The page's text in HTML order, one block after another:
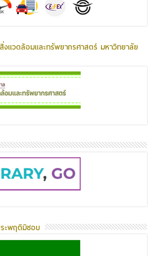
แวดล้อมและทรัพยากรศาสตร์ มหาวิทยาลัย
ะพฤติมิชอบ